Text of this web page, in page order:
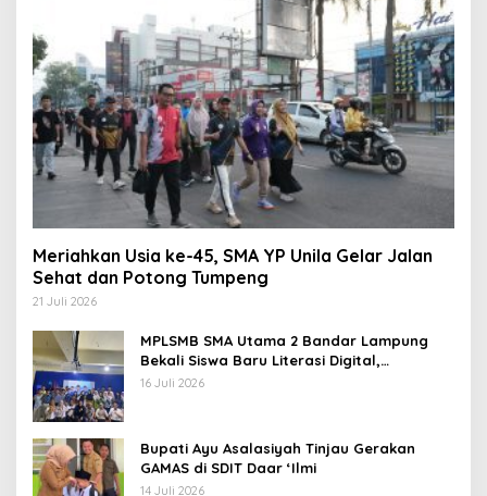
Meriahkan Usia ke-45, SMA YP Unila Gelar Jalan
Sehat dan Potong Tumpeng
21 Juli 2026
MPLSMB SMA Utama 2 Bandar Lampung
Bekali Siswa Baru Literasi Digital,
Jurnalistik, dan Etika Bermedia Sosial
16 Juli 2026
Bupati Ayu Asalasiyah Tinjau Gerakan
GAMAS di SDIT Daar ‘Ilmi
14 Juli 2026